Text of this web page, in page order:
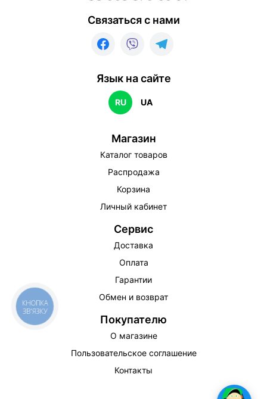
Связаться с нами
Язык на сайте
RU UA
Магазин
Каталог товаров
Распродажа
Корзина
Личный кабинет
Сервис
Доставка
Оплата
Гарантии
Обмен и возврат
Покупателю
О магазине
Пользовательское соглашение
Контакты
КНОПКА
ЗВ'ЯЗКУ